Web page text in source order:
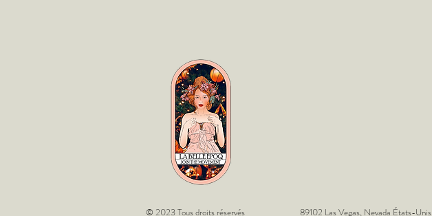
© 2023 Tous droits réservés 89102 Las Vegas, Nevada États-Unis